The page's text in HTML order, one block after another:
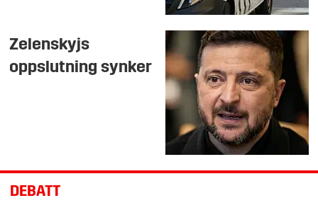
Zelenskyjs
oppslutning synker
DEBATT